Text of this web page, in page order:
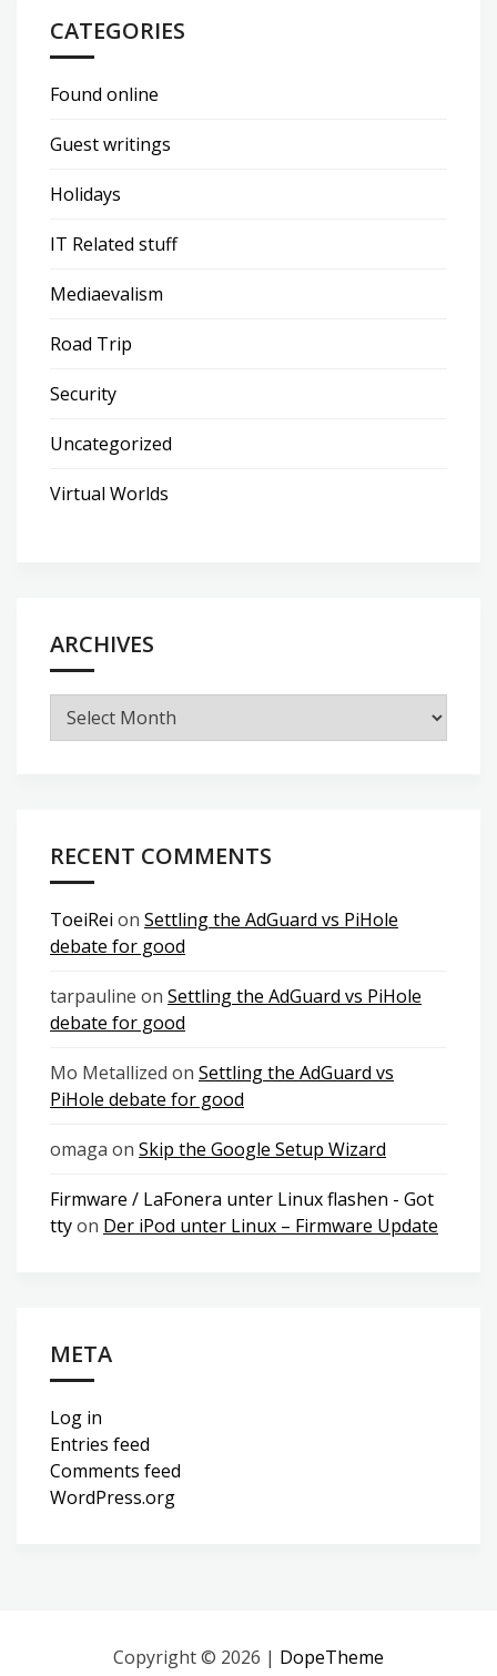
CATEGORIES
Found online
Guest writings
Holidays
IT Related stuff
Mediaevalism
Road Trip
Security
Uncategorized
Virtual Worlds
ARCHIVES
Archives
RECENT COMMENTS
ToeiRei on Settling the AdGuard vs PiHole
debate for good
tarpauline on Settling the AdGuard vs PiHole
debate for good
Mo Metallized on Settling the AdGuard vs
PiHole debate for good
omaga on Skip the Google Setup Wizard
Firmware / LaFonera unter Linux flashen - Got
ttyon Der iPod unter Linux – Firmware Update
META
Log in
Entries feed
Comments feed
WordPress.org
Copyright © 2026 | DopeTheme